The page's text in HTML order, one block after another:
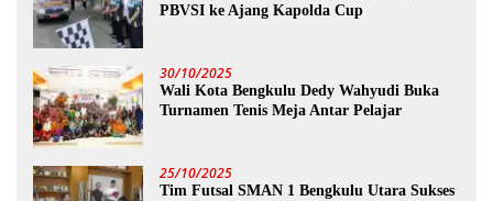
PBVSI ke Ajang Kapolda Cup
30/10/2025
Wali Kota Bengkulu Dedy Wahyudi Buka
Turnamen Tenis Meja Antar Pelajar
25/10/2025
Tim Futsal SMAN 1 Bengkulu Utara Sukses